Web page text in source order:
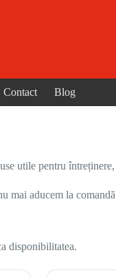
Contact Blog
utile pentru
mai aducem la
disponibilitatea.